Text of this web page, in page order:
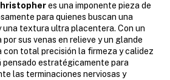
es una imponente pieza de
para quienes buscan una
una textura ultra placentera. Con un
sus venas en relieve y un glande
total precisión la firmeza y calidez
pensado estratégicamente para
las terminaciones nerviosas y